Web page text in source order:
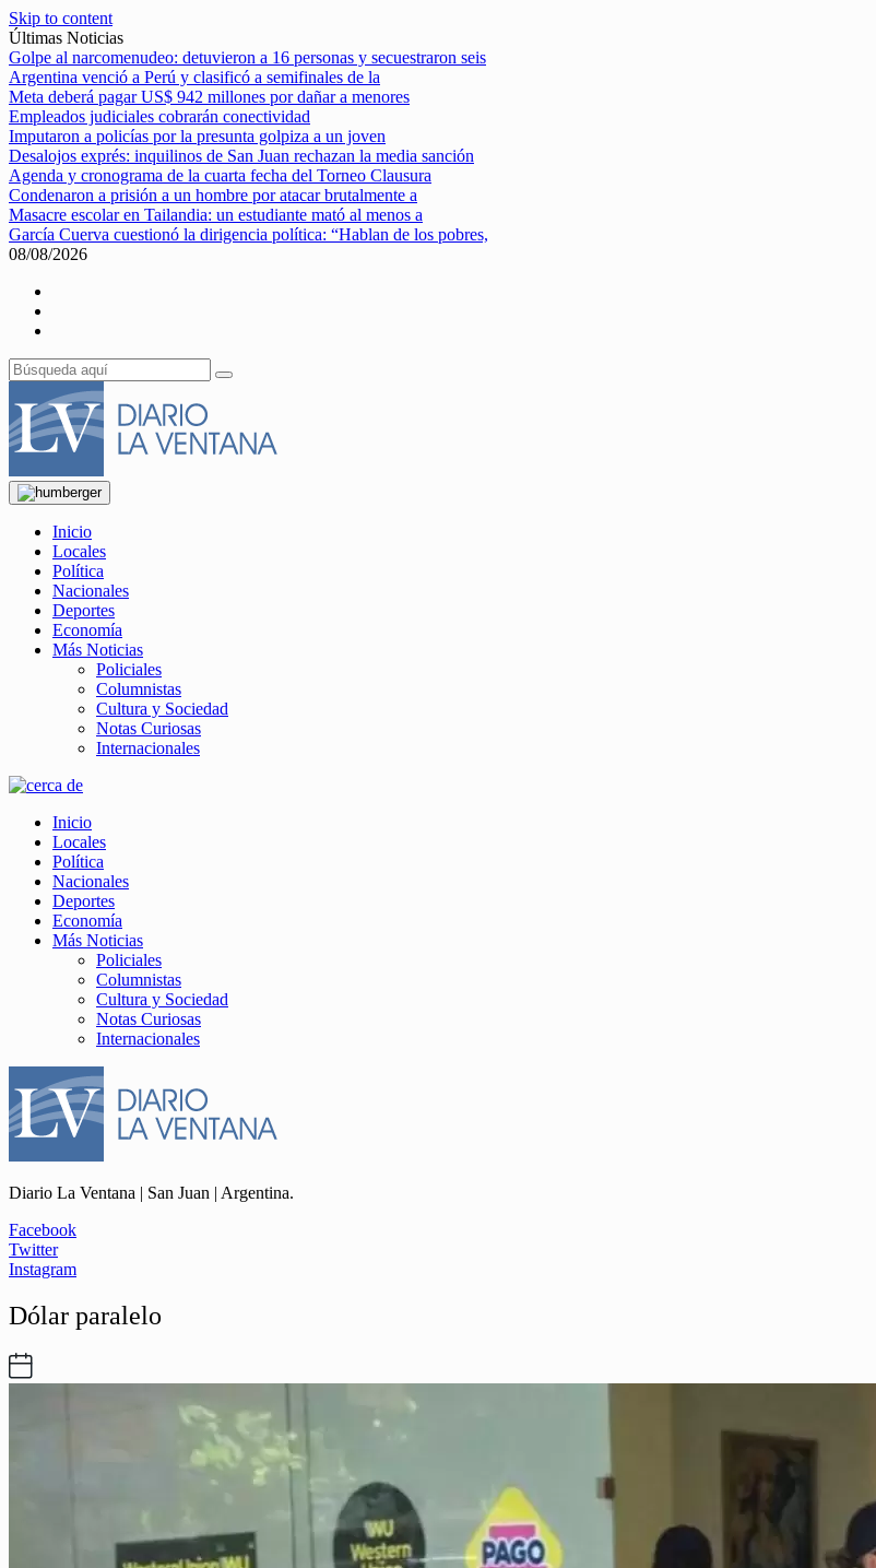
Skip to content
Últimas Noticias
Golpe al narcomenudeo: detuvieron a 16 personas y secuestraron seis
Argentina venció a Perú y clasificó a semifinales de la
Meta deberá pagar US$ 942 millones por dañar a menores
Empleados judiciales cobrarán conectividad
Imputaron a policías por la presunta golpiza a un joven
Desalojos exprés: inquilinos de San Juan rechazan la media sanción
Agenda y cronograma de la cuarta fecha del Torneo Clausura
Condenaron a prisión a un hombre por atacar brutalmente a
Masacre escolar en Tailandia: un estudiante mató al menos a
García Cuerva cuestionó la dirigencia política: “Hablan de los pobres,
08/08/2026
Inicio
Locales
Política
Nacionales
Deportes
Economía
Más Noticias
Policiales
Columnistas
Cultura y Sociedad
Notas Curiosas
Internacionales
Inicio
Locales
Política
Nacionales
Deportes
Economía
Más Noticias
Policiales
Columnistas
Cultura y Sociedad
Notas Curiosas
Internacionales
Diario La Ventana | San Juan | Argentina.
Facebook
Twitter
Instagram
Dólar paralelo